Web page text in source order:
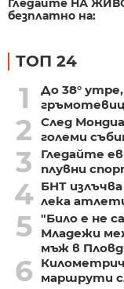
безплатно на:
ТОП 24
1
До 38°
2
След
големи
3
Гледайте
плувни
4 БНТ
лека
5 "Било е не
Младежи
мъж в
6
маршрути